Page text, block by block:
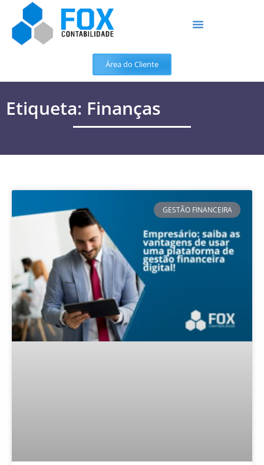
Área do Cliente
Etiqueta: Finanças
GESTÃO FINANCEIRA